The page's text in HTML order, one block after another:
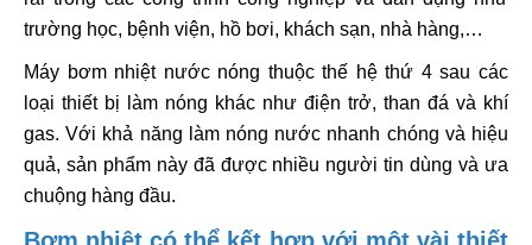
trường học, bệnh viện, hồ bơi, khách sạn, nhà hàng,…
Máy bơm nhiệt nước nóng thuộc thế hệ thứ 4 sau các
loại thiết bị làm nóng khác như điện trở, than đá và khí
gas. Với khả năng làm nóng nước nhanh chóng và hiệu
quả, sản phẩm này đã được nhiều người tin dùng và ưa
chuộng hàng đầu.